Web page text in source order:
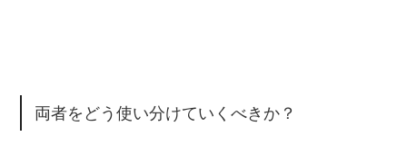
両者をどう使い分けていくべきか？